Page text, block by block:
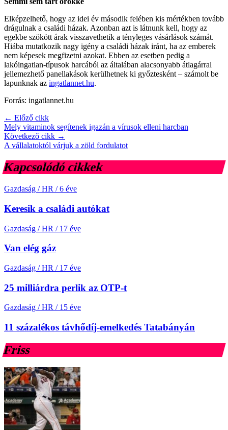
Elképzelhető, hogy az idei év második felében kis mértékben tovább
drágulnak a családi házak. Azonban azt is látnunk kell, hogy az
egekbe szökött árak visszavethetik a tényleges vásárlások számát.
Hiába mutatkozik nagy igény a családi házak iránt, ha az emberek
nem képesek megfizetni azokat. Ebben az esetben pedig a
lakóingatlan-típusok harcából az általában alacsonyabb átlagárral
jellemezhető panellakások kerülhetnek ki győztesként – számolt be
lapunknak az ingatlannet.hu.
Forrás: ingatlannet.hu
← Előző cikk
Mely vitaminok segítenek igazán a vírusok elleni harcban
Következő cikk →
A vállalatoktól várjuk a zöld fordulatot
Kapcsolódó cikkek
Gazdaság / HR / 6 éve
Keresik a családi autókat
Gazdaság / HR / 17 éve
Van elég gáz
Gazdaság / HR / 17 éve
25 milliárdra perlik az OTP-t
Gazdaság / HR / 15 éve
11 százalékos távhődíj-emelkedés Tatabányán
Friss